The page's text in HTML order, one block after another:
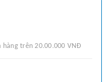
hàng trên 20.00.000 VNĐ